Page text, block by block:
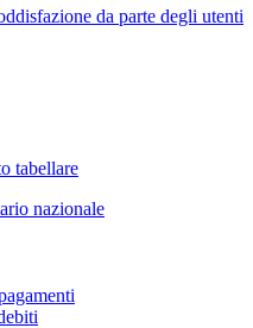
da parte degli utenti
tabellare
nazionale